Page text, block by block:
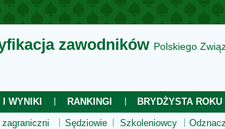
zawodników Polskiego
WYNIKI RANKINGI
BRYDŻYSTA ROKU
Sędziowie Szkoleniowcy